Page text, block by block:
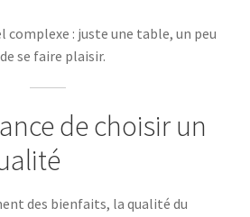
complexe : juste une table, un peu
se faire plaisir.
de choisir un
des bienfaits, la qualité du